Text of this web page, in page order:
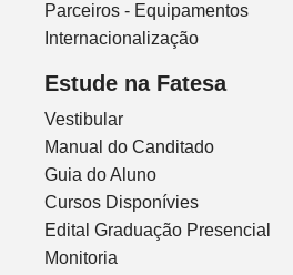
Parceiros - Equipamentos
Internacionalização
Estude na Fatesa
Vestibular
Manual do Canditado
Guia do Aluno
Cursos Disponívies
Edital Graduação Presencial
Monitoria